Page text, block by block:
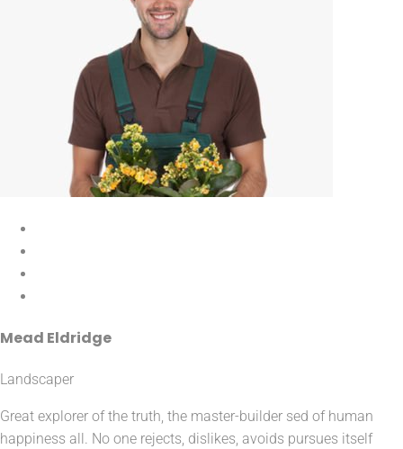
Mead Eldridge
Landscaper
Great explorer of the truth, the master-builder sed of human
happiness all. No one rejects, dislikes, avoids pursues itself